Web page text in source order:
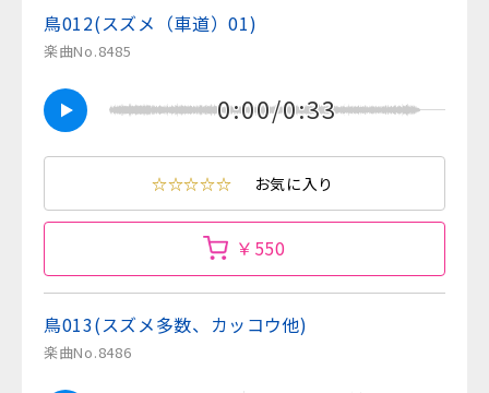
鳥012(スズメ（車道）01)
楽曲No.8485
0:00/0:33
☆☆☆☆☆ お気に入り
￥550
鳥013(スズメ多数、カッコウ他)
楽曲No.8486